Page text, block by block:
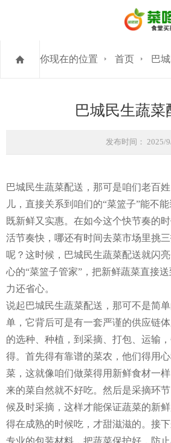
你现在的位置 首页 巴
巴城民生蔬菜
发布时间： 2025/
巴城民生蔬菜配送，那可是咱们老百
儿，直接关系到咱们的“菜篮子”能不
既新鲜又实惠。在如今这个快节奏的
活节奏快，哪还有时间去菜市场里挑
呢？这时候，巴城民生蔬菜配送就闪
心的“菜篮子管家”，把新鲜蔬菜直接
力还省心。
说起巴城民生蔬菜配送，那可不是简
单，它背后可是有一套严谨的供应链
的选种、种植，到采摘、打包、运输
得。首先得有靠谱的菜农，他们得用
菜，这就像咱们做菜得用新鲜食材一
来的菜自然就不好吃。然后是采摘环
候及时采摘，这样才能保证蔬菜的新
得在成熟的时候吃，才甜滋滋的。接
专业的包装材料，把蔬菜保护好，防